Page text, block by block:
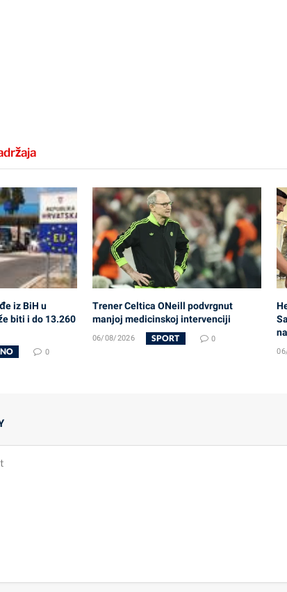
iz BiH u
biti i do 13.260
0
Trener Celtica ONeill podvrgnut
manjoj medicinskoj intervenciji
06/08/2026 SPORT 0